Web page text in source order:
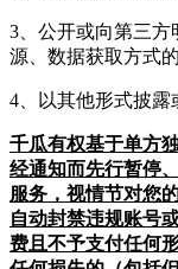
3、公开或向第三
源、数据获取方式
4、以其他形式披露
千瓜有权基于单方
经通知而先行暂停
服务，视情节对您
自动封禁违规账号
费且不予支付任何